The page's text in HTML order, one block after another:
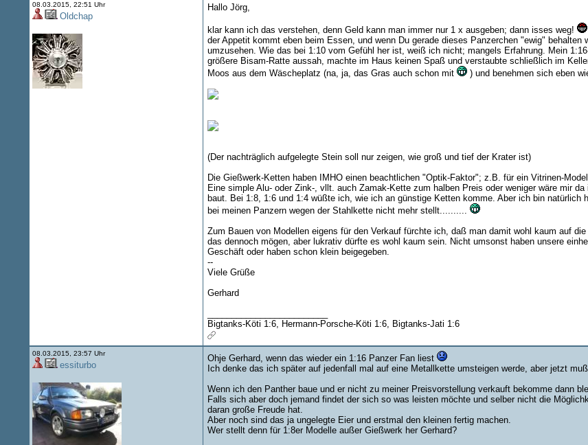
08.03.2015, 22:51 Uhr
Oldchap
Hallo Jörg,
klar kann ich das verstehen, denn Geld kann man immer nur 1 x ausgeben; dann isses weg!
der Appetit kommt eben beim Essen, und wenn Du gerade dieses Panzerchen "ewig"
umzusehen. Wie das bei 1:10 vom Gefühl her ist, weiß ich nicht; mangels Erfahrung. Mein
größere Bisam-Ratte aussah, machte im Haus keinen Spaß und verstaubte schließlich im
Moos aus dem Wäscheplatz (na, ja, das Gras auch schon mit
) und benehmen sich eben
(Der nachträglich aufgelegte Stein soll nur zeigen, wie groß und tief der Krater ist)
Die Gießwerk-Ketten haben IMHO einen beachtlichen "Optik-Faktor"; z.B. für ein Vitrinen-
Eine simple Alu- oder Zink-, vllt. auch Zamak-Kette zum halben Preis oder weniger wäre mir
baut. Bei 1:8, 1:6 und 1:4 wüßte ich, wie ich an günstige Ketten komme. Aber ich bin
bei meinen Panzern wegen der Stahlkette nicht mehr stellt..........
Zum Bauen von Modellen eigens für den Verkauf fürchte ich, daß man damit wohl kaum auf
das dennoch mögen, aber lukrativ dürfte es wohl kaum sein. Nicht umsonst haben unsere
Geschäft oder haben schon klein beigegeben.
--
Viele Grüße
Gerhard
Bigtanks-Köti 1:6, Hermann-Porsche-Köti 1:6, Bigtanks-Jati 1:6
08.03.2015, 23:57 Uhr
essiturbo
Ohje Gerhard, wenn das wieder ein 1:16 Panzer Fan liest
Ich denke das ich später auf jedenfall mal auf eine Metallkette umsteigen werde, aber jetzt
Wenn ich den Panther baue und er nicht zu meiner Preisvorstellung verkauft bekomme dann
Falls sich aber doch jemand findet der sich so was leisten möchte und selber nicht die
daran große Freude hat.
Aber noch sind das ja ungelegte Eier und erstmal den kleinen fertig machen.
Wer stellt denn für 1:8er Modelle außer Gießwerk her Gerhard?